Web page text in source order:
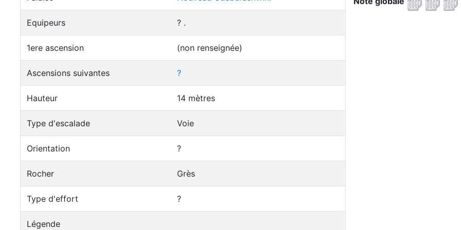
Equipeurs ? .
1ere ascension (non renseignée)
Ascensions suivantes ?
Hauteur 14 mètres
Type d'escalade Voie
Orientation ?
Rocher Grès
Type d'effort ?
Légende